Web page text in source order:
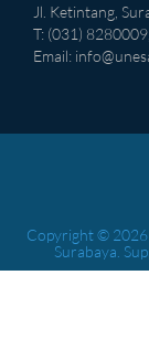
Jl. Ketintang,
T: (031)
Email:
Copyright © 2026
Surabaya.